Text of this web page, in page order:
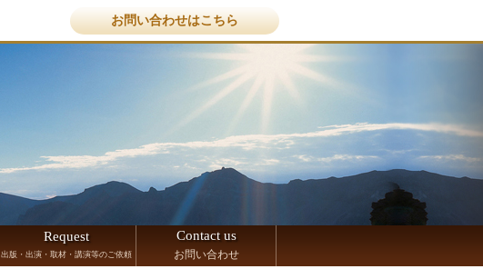
お問い合わせはこちら
Request
出版・出演・取材・講演等のご依頼
Contact us
お問い合わせ